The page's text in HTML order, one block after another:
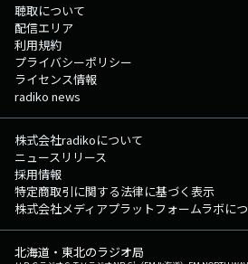
聴取について
配信エリア
利用規約
プライバシーポリシー
ライセンス情報
radiko news
株式会社radikoについて
ニュースリリース
採用情報
特定商取引に関する法律に基づく表示
株式会社メディアプラットフォームラボに
北海道・東北のラジオ局